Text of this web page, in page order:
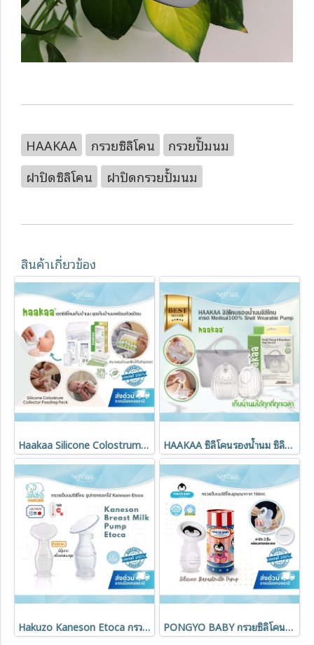
HAAKAA กรวยซิลิโคน
กรวยปั๊มนม
ฝาปิดซิลิโคน
ฝาปิดกรวยปั้มนม
สินค้าเกี่ยวข้อง
Haakaa Silicone Colostrum Collector เซตซิลิโคนเก็บน้ำนม ชุดเก็บน้ำนมพร้อมถ้วยป้อน Feeding Pack HAAKAA ซิลิโคนรองน้ำนม ซิลิโคนเกรด Medical100% Shell Wearable Pump
Hakuzo Kaneson Etoca กรวยปั๊มนมซิลิโคน รูปทรงดอกไม้ อ่อนโยน ใช้งานง่าย PONGYO BABY กรวยซิลิโคนสูญญากาศ Silicone Breastmilk Pump 150 ml